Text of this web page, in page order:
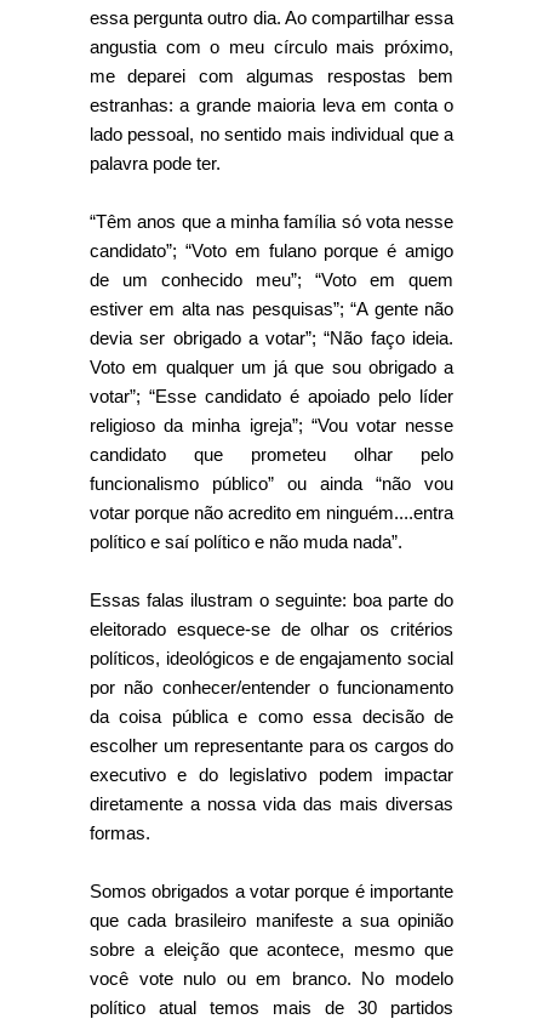
essa pergunta outro dia. Ao compartilhar essa
angustia com o meu círculo mais próximo,
me deparei com algumas respostas bem
estranhas: a grande maioria leva em conta o
lado pessoal, no sentido mais individual que a
palavra pode ter.
“Têm anos que a minha família só vota nesse
candidato”; “Voto em fulano porque é amigo
de um conhecido meu”; “Voto em quem
estiver em alta nas pesquisas”; “A gente não
devia ser obrigado a votar”; “Não faço ideia.
Voto em qualquer um já que sou obrigado a
votar”; “Esse candidato é apoiado pelo líder
religioso da minha igreja”; “Vou votar nesse
candidato que prometeu olhar pelo
funcionalismo público” ou ainda “não vou
votar porque não acredito em ninguém....entra
político e saí político e não muda nada”.
Essas falas ilustram o seguinte: boa parte do
eleitorado esquece-se de olhar os critérios
políticos, ideológicos e de engajamento social
por não conhecer/entender o funcionamento
da coisa pública e como essa decisão de
escolher um representante para os cargos do
executivo e do legislativo podem impactar
diretamente a nossa vida das mais diversas
formas.
Somos obrigados a votar porque é importante
que cada brasileiro manifeste a sua opinião
sobre a eleição que acontece, mesmo que
você vote nulo ou em branco. No modelo
político atual temos mais de 30 partidos